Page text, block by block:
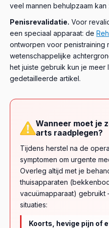
veel mannen behulpzaam kan
Penisrevalidatie. Voor
een speciaal apparaat: de
ontworpen voor penistraining
wetenschappelijke
het juiste gebruik kun je meer
gedetailleerde artikel.
Wanneer moet je
arts raadplegen?
Tijdens herstel na de
symptomen om urgente
Overleg altijd met je
thuisapparaten
vacuümapparaat)
situaties:
Koorts, hevige pijn of